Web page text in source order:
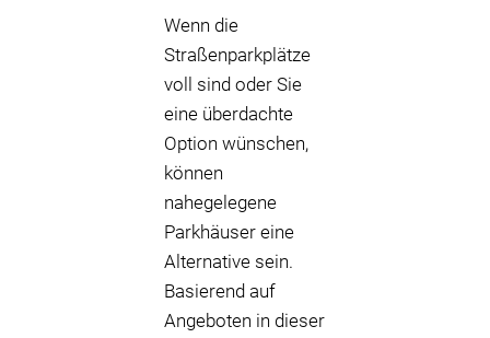
Wenn die
Straßenparkplätze
voll sind oder Sie
eine überdachte
Option wünschen,
können
nahegelegene
Parkhäuser eine
Alternative sein.
Basierend auf
Angeboten in dieser